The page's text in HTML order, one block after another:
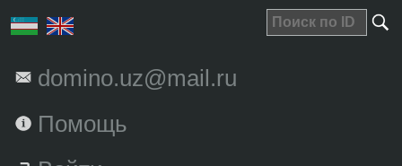
domino.uz@mail.ru
Помощь